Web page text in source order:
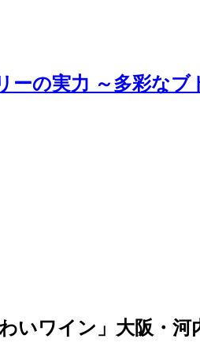
の実力 ～多彩なブ
いワイン」大阪・